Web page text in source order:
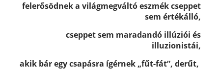
felerősödnek a világmegváltó eszmék cseppet
sem értékálló,
cseppet sem maradandó illúziói és
illuzionistái,
akik bár egy csapásra ígérnek „fűt-fát”, derűt,